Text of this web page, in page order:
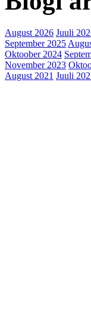
August 2026 Juuli
September 2025
Oktoober 2024
November 2023
August 2021 Juuli